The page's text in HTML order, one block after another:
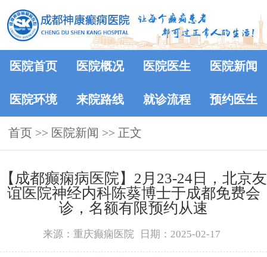
医院首页 医院概况 医院医生 医院新闻
医院环境 来院路线 就诊流程 预约医生
首页 >> 医院新闻 >> 正文
【成都癫痫病医院】2月23-24日，北京友
谊医院神经内科陈葵博士于成都免费会
诊，名额有限预约从速
来源：重庆癫痫医院 日期：2025-02-17